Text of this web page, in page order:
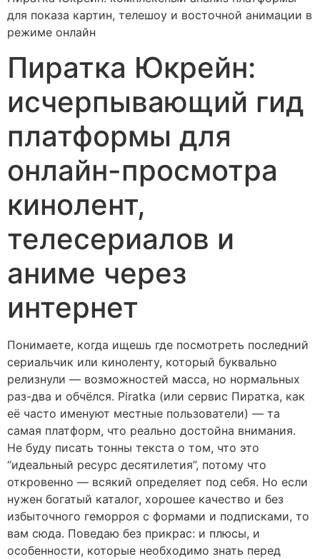
для показа картин, телешоу и восточной анимации в
режиме онлайн
Пиратка Юкрейн:
исчерпывающий гид
платформы для
онлайн-просмотра
кинолент,
телесериалов и
аниме через
интернет
Понимаете, когда ищешь где посмотреть последний
сериальчик или киноленту, который буквально
релизнули — возможностей масса, но нормальных
раз-два и обчёлся. Piratka (или сервис Пиратка, как
её часто именуют местные пользователи) — та
самая платформ, что реально достойна внимания.
Не буду писать тонны текста о том, что это
“идеальный ресурс десятилетия”, потому что
откровенно — всякий определяет под себя. Но если
нужен богатый каталог, хорошее качество и без
избыточного геморроя с формами и подписками, то
вам сюда. Поведаю без прикрас: и плюсы, и
особенности, которые необходимо знать перед